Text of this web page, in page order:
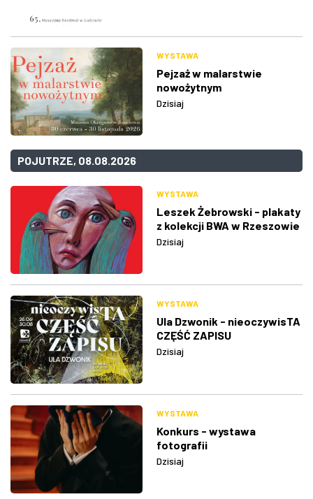
WYSTAWA
Pejzaż w malarstwie
nowożytnym
Dzisiaj
POJUTRZE, 08.08.2026
WYSTAWA
Leszek Żebrowski - plakaty
z kolekcji BWA w Rzeszowie
Dzisiaj
WYSTAWA
Ula Dzwonik - nieoczywisTA
CZĘŚĆ ZAPISU
Dzisiaj
WYSTAWA
Konkurs - wystawa
fotografii
Dzisiaj